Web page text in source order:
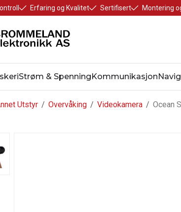
Erfaring og Kvalitet Sertifisert Montering
Strøm & SpenningKommunikasjon
/
Utstyr /
Overvåking /
Videokamera Ocean